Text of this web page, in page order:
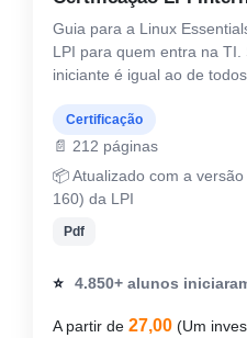
Guia para a Linux
LPI para quem entra na
iniciante é igual ao de
Certificação
📄 212 páginas
📦 Atualizado com a
160) da LPI
Pdf
⭐ 4.850+ alunos
A partir de 27,00 (Um